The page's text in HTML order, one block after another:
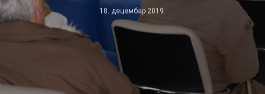
18. децембар 2019.